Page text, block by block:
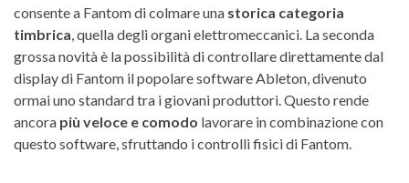
consente a Fantom di colmare una storica categoria
timbrica , quella degli organi elettromeccanici. La seconda
grossa novità è la possibilità di controllare direttamente dal
display di Fantom il popolare software Ableton, divenuto
ormai uno standard tra i giovani produttori. Questo rende
ancora più veloce e comodo lavorare in combinazione con
questo software, sfruttando i controlli fisici di Fantom.